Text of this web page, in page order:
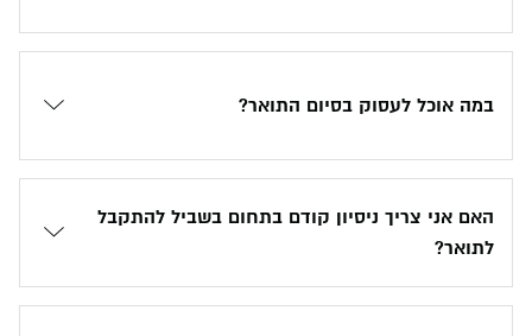
במה אוכל לעסוק בסיום התואר?
האם אני צריך ניסיון קודם בתחום בשביל להתקבל
לתואר?